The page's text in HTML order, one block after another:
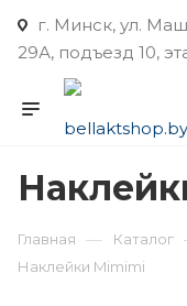
г. Минск, ул.
29А, подъезд 10,
Главная — Каталог
Наклейки Mimimi